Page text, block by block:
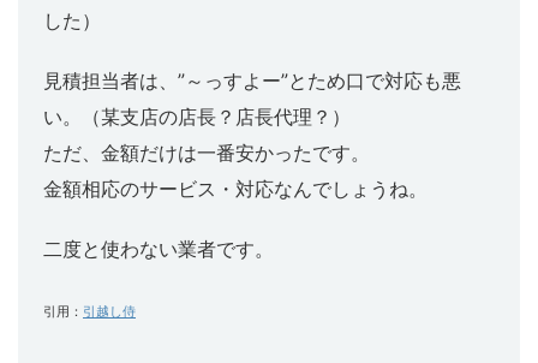
した）
見積担当者は、”～っすよー”とため口で対応も悪
い。（某支店の店長？店長代理？）
ただ、金額だけは一番安かったです。
金額相応のサービス・対応なんでしょうね。
二度と使わない業者です。
引用： 引越し侍